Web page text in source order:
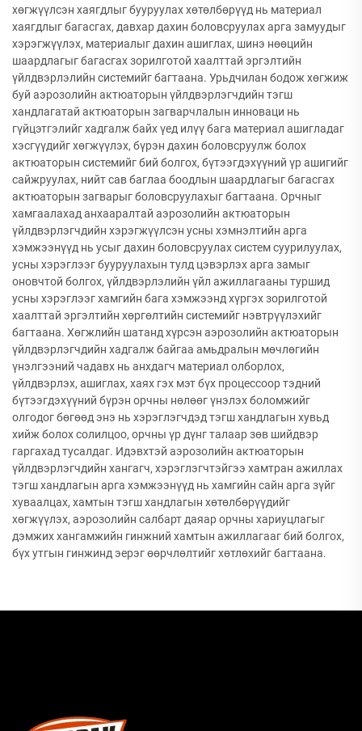
хөгжүүлсэн хаягдлыг бууруулах хөтөлбөрүүд нь материал
хаягдлыг багасгах, давхар дахин боловсруулах арга замуудыг
хэрэгжүүлэх, материалыг дахин ашиглах, шинэ нөөцийн
шаардлагыг багасгах зорилготой хаалттай эргэлтийн
үйлдвэрлэлийн системийг багтаана. Урьдчилан бодож хөгжиж
буй аэрозолийн актюаторын үйлдвэрлэгчдийн тэгш
хандлагатай актюаторын загварчлалын инноваци нь
гүйцэтгэлийг хадгалж байх үед илүү бага материал ашигладаг
хэсгүүдийг хөгжүүлэх, бүрэн дахин боловсруулж болох
актюаторын системийг бий болгох, бүтээгдэхүүний үр ашигийг
сайжруулах, нийт сав баглаа боодлын шаардлагыг багасгах
актюаторын загварыг боловсруулахыг багтаана. Орчныг
хамгаалахад анхааралтай аэрозолийн актюаторын
үйлдвэрлэгчдийн хэрэгжүүлсэн усны хэмнэлтийн арга
хэмжээнүүд нь усыг дахин боловсруулах систем суурилуулах,
усны хэрэглээг бууруулахын тулд цэвэрлэх арга замыг
оновчтой болгох, үйлдвэрлэлийн үйл ажиллагааны туршид
усны хэрэглээг хамгийн бага хэмжээнд хүргэх зорилготой
хаалттай эргэлтийн хөргөлтийн системийг нэвтрүүлэхийг
багтаана. Хөгжлийн шатанд хүрсэн аэрозолийн актюаторын
үйлдвэрлэгчдийн хадгалж байгаа амьдралын мөчлөгийн
үнэлгээний чадавх нь анхдагч материал олборлох,
үйлдвэрлэх, ашиглах, хаях гэх мэт бүх процессоор тэдний
бүтээгдэхүүний бүрэн орчны нөлөөг үнэлэх боломжийг
олгодог бөгөөд энэ нь хэрэглэгчдэд тэгш хандлагын хувьд
хийж болох солилцоо, орчны үр дүнг талаар зөв шийдвэр
гаргахад тусалдаг. Идэвхтэй аэрозолийн актюаторын
үйлдвэрлэгчдийн хангагч, хэрэглэгчтэйгээ хамтран ажиллах
тэгш хандлагын арга хэмжээнүүд нь хамгийн сайн арга зүйг
хуваалцах, хамтын тэгш хандлагын хөтөлбөрүүдийг
хөгжүүлэх, аэрозолийн салбарт даяар орчны хариуцлагыг
дэмжих хангамжийн гинжний хамтын ажиллагааг бий болгох,
бүх утгын гинжинд эерэг өөрчлөлтийг хөтлөхийг багтаана.